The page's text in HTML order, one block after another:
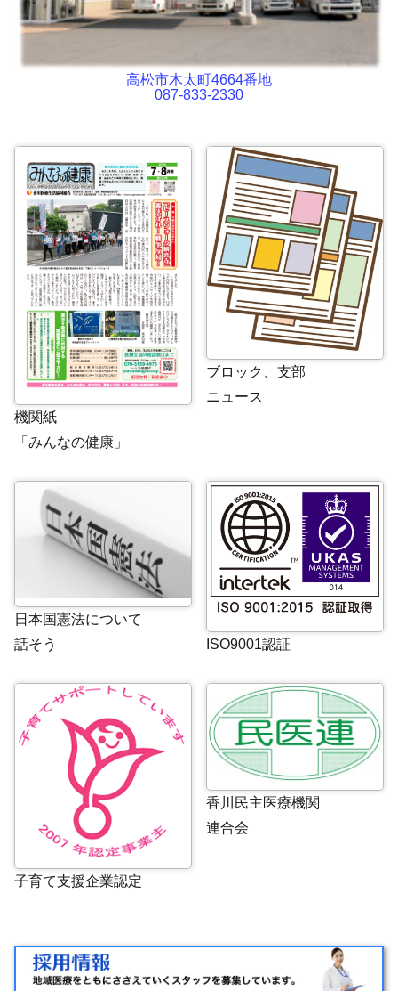
高松市木太町4664番地
087-833-2330
機関紙
「みんなの健康」
ブロック、支部
ニュース
日本国憲法について
話そう
ISO9001認証
子育て支援企業認定
香川民主医療機関
連合会